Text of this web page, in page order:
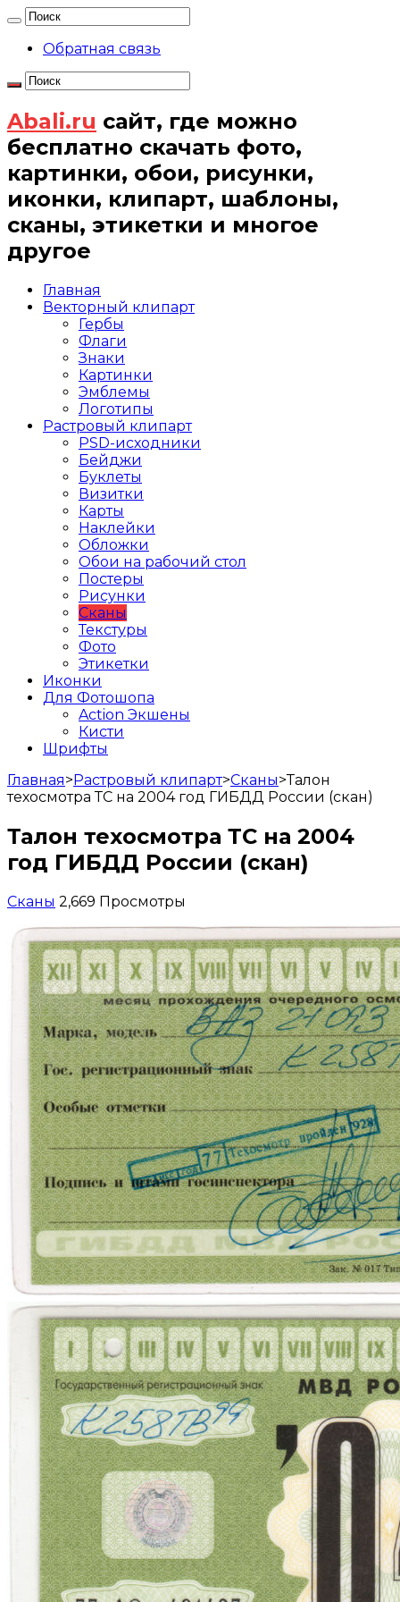
Обратная связь
Abali.ru сайт, где можно
бесплатно скачать фото,
картинки, обои, рисунки,
иконки, клипарт, шаблоны,
сканы, этикетки и многое
другое
Главная
Векторный клипарт
Гербы
Флаги
Знаки
Картинки
Эмблемы
Логотипы
Растровый клипарт
PSD-исходники
Бейджи
Буклеты
Визитки
Карты
Наклейки
Обложки
Обои на рабочий стол
Постеры
Рисунки
Сканы
Текстуры
Фото
Этикетки
Иконки
Для Фотошопа
Action Экшены
Кисти
Шрифты
Главная>Растровый клипарт>Сканы>Талон
техосмотра ТС на 2004 год ГИБДД России (скан)
Талон техосмотра ТС на 2004
год ГИБДД России (скан)
Сканы 2,669 Просмотры